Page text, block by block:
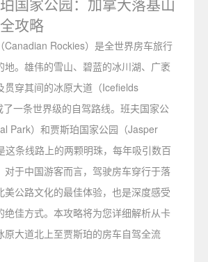
攻略
Canadian Rockies）是全世界房车旅行
地。雄伟的雪山、碧蓝的冰川湖、广袤
贯穿其间的冰原大道（Icefields
一条世界级的自驾路线。班夫国家公
Park）和贾斯珀国家公园（Jasper
这条线路上的两颗明珠，每年吸引数百
对于中国游客而言，驾驶房车穿行于落
美公路文化的最佳体验，也是深度感受
绝佳方式。本攻略将为您详细解析从卡
原大道北上至贾斯珀的房车自驾全流